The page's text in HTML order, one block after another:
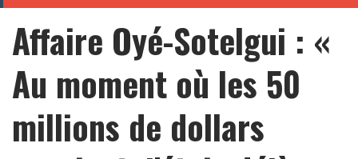
Affaire Oyé-Sotelgui : «
Au moment où les 50
millions de dollars